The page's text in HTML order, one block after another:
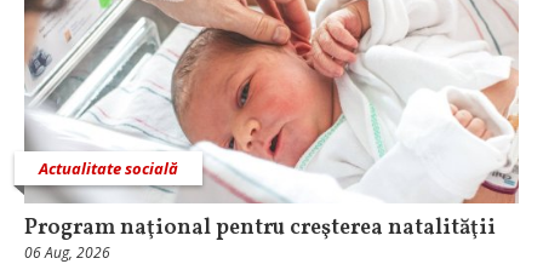
Actualitate socială
Program naţional pentru creşterea natalităţii
06 Aug, 2026